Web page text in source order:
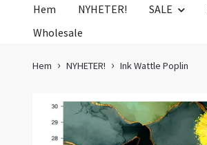
Hem NYHETER! SALE
Wholesale
Hem NYHETER! Ink Wattle Poplin